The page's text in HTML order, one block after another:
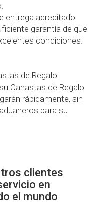
entrega acreditado
garantía de que
condiciones.
de Regalo
Canastas de Regalo
rápidamente, sin
para su
clientes
en
el mundo